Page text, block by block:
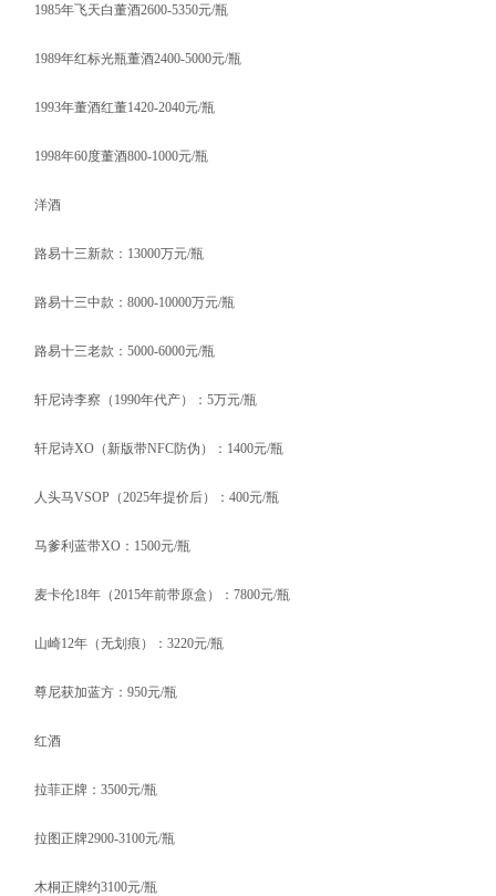
1985年飞天白董酒2600-5350元/瓶
1989年红标光瓶董酒2400-5000元/瓶
1993年董酒红董1420-2040元/瓶
1998年60度董酒800-1000元/瓶
洋酒
路易十三新款：13000万元/瓶
路易十三中款：8000-10000万元/瓶
路易十三老款：5000-6000元/瓶
轩尼诗李察（1990年代产）：5万元/瓶
轩尼诗XO（新版带NFC防伪）：1400元/瓶
人头马VSOP（2025年提价后）：400元/瓶
马爹利蓝带XO：1500元/瓶
麦卡伦18年（2015年前带原盒）：7800元/瓶
山崎12年（无划痕）：3220元/瓶
尊尼获加蓝方：950元/瓶
红酒
拉菲正牌：3500元/瓶
拉图正牌2900-3100元/瓶
木桐正牌约3100元/瓶